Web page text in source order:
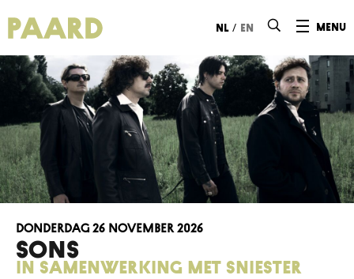
menu
nl / en
SONS
In samenwerking met Sniester
donderdag 26 november 2026